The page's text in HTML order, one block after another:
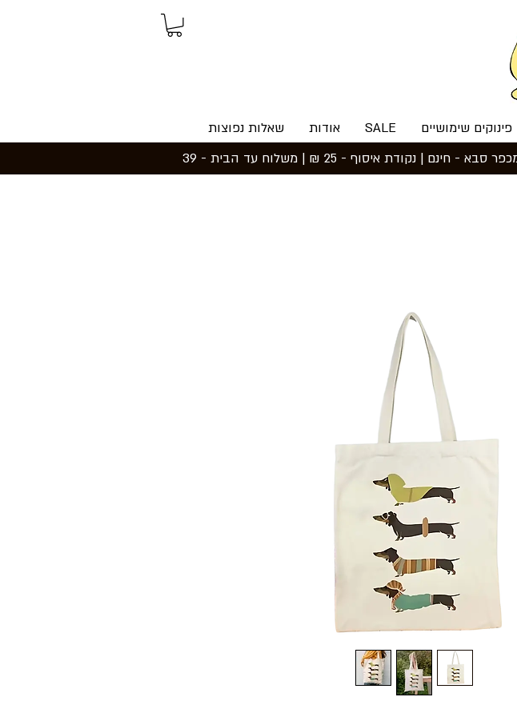
פינוקים שימושיים SALE אודות
שאלות נפוצות
משלוחים ואיסוף: משלוח חינם עד הבית בקנייה מעל 199 ₪ | איסוף עצמי מכפר סבא - חינם | נקודת איסוף - 25 ₪ | משלוח עד הבית - 39